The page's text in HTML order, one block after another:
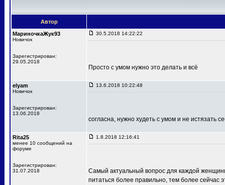
Автор
МариночкаЖук93
Новичок
Зарегистрирован:
29.05.2018
30.5.2018 14:22:22
Просто с умом нужно это делать и всё
elyam
Новичок
Зарегистрирован:
13.06.2018
13.6.2018 10:22:48
согласна, нужно худеть с умом и не истязать
Rita25
менее 10 сообщений на
форуме
Зарегистрирован:
31.07.2018
1.8.2018 12:16:41
Самый актуальный вопрос для каждой
питаться более правильно, тем более сейчас